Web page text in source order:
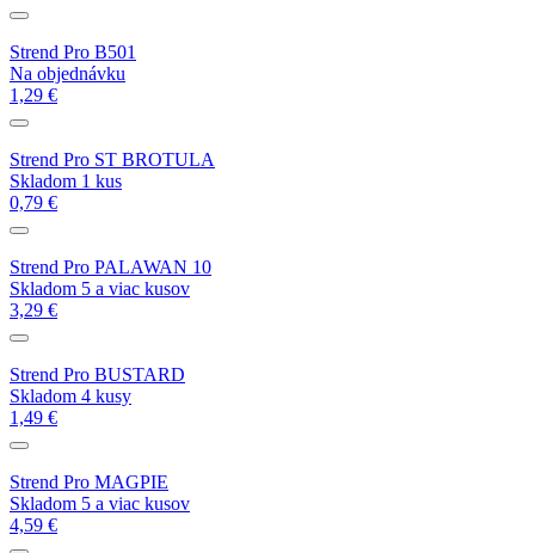
Strend Pro B501
Na objednávku
1,29 €
Strend Pro ST BROTULA
Skladom 1 kus
0,79 €
Strend Pro PALAWAN 10
Skladom 5 a viac kusov
3,29 €
Strend Pro BUSTARD
Skladom 4 kusy
1,49 €
Strend Pro MAGPIE
Skladom 5 a viac kusov
4,59 €